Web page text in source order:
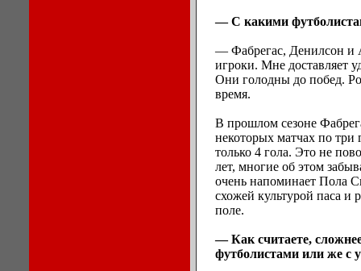
— С какими
— Фабрегас, Денилсон и
игроки. Мне доставляет
Они голодны до побед.
время.
В прошлом сезоне
некоторых матчах по три
только 4 гола. Это не
лет, многие об этом
очень напоминает Пола
схожей культурой паса
поле.
— Как считаете,
футболистами или же с